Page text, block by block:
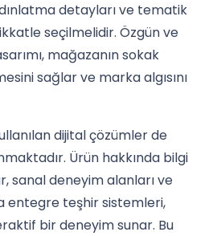
detayları ve tematik
seçilmelidir. Özgün ve
mağazanın sokak
sağlar ve marka algısını
dijital çözümler de
Ürün hakkında bilgi
sanal deneyim alanları ve
entegre teşhir sistemleri,
bir deneyim sunar. Bu